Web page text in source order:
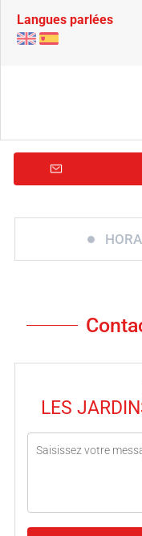
Langues parlées
LES